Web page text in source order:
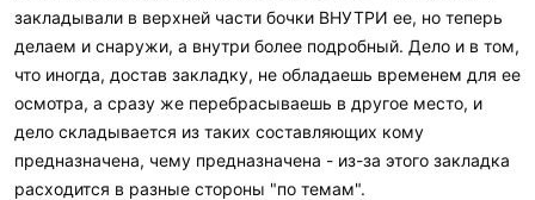
закладывали в верхней части бочки ВНУТРИ ее, но теперь
делаем и снаружи, а внутри более подробный. Дело и в том,
что иногда, достав закладку, не обладаешь временем для ее
осмотра, а сразу же перебрасываешь в другое место, и
дело складывается из таких составляющих кому
предназначена, чему предназначена - из-за этого закладка
расходится в разные стороны "по темам".